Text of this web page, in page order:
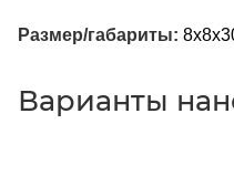
Размер/габариты:
Варианты